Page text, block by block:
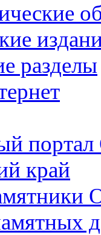
разделы
портал
край